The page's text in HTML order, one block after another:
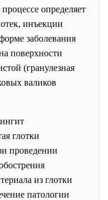
определяет
инъекции
заболевания
поверхности
(гранулезная
валиков
глотки
проведении
из глотки
патологии